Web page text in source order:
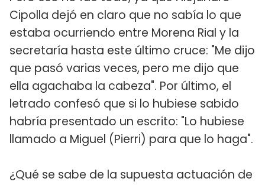
Cipolla dejó en claro que no sabía lo que
estaba ocurriendo entre Morena Rial y la
secretaría hasta este último cruce: "Me dijo
que pasó varias veces, pero me dijo que
ella agachaba la cabeza". Por último, el
letrado confesó que si lo hubiese sabido
habría presentado un escrito: "Lo hubiese
llamado a Miguel (Pierri) para que lo haga".
¿Qué se sabe de la supuesta actuación de